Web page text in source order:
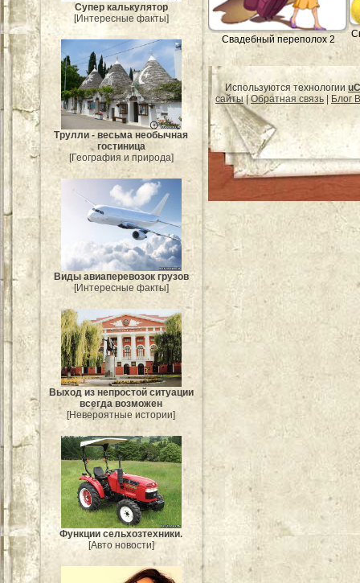
Супер калькулятор
[Интересные факты]
Трулли - весьма необычная
гостиница
[География и природа]
Виды авиаперевозок грузов
[Интересные факты]
Выход из непростой ситуации
всегда возможен
[Невероятные истории]
Функции сельхозтехники.
[Авто новости]
Свадебный переполох 2
Используются технологии
сайты|Обратная связь Блог